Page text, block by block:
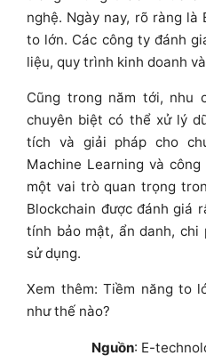
nghệ. Ngày nay, rõ ràng
to lớn. Các công ty đánh
liệu, quy trình kinh doanh
Cũng trong năm tới, nhu
chuyên biệt có thể xử lý
tích và giải pháp cho
Machine Learning và
một vai trò quan trọng
Blockchain được đánh giá
tính bảo mật, ẩn danh,
sử dụng.
Xem thêm: Tiềm năng to
như thế nào?
Nguồn: E-